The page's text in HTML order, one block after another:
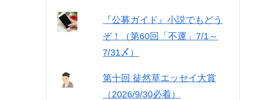
『公募ガイド』小説でもどう
ぞ！（第60回「不運」7/1～
7/31〆）
第十回 徒然草エッセイ大賞
（2026/9/30必着）